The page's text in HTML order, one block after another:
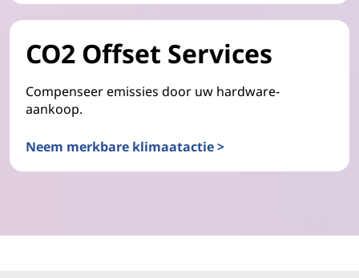
CO2 Offset Services
Compenseer emissies door uw hardware-
aankoop.
Neem merkbare klimaatactie >